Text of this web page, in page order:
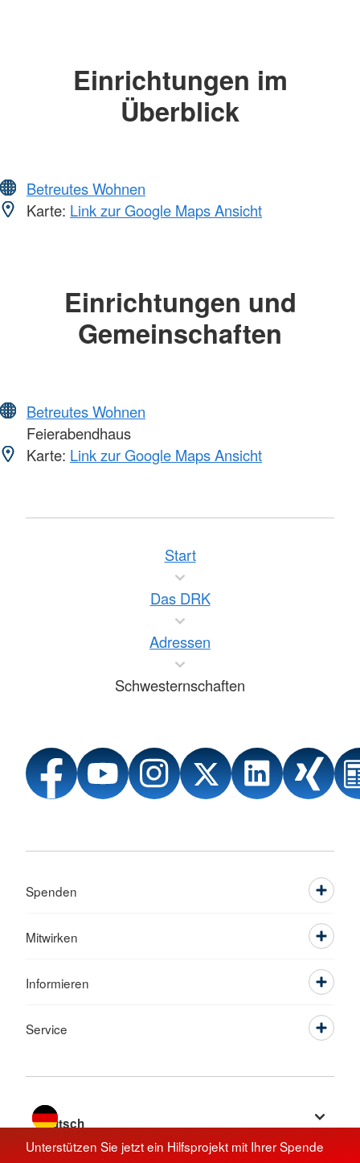
Einrichtungen im
Überblick
Betreutes Wohnen
Karte: Link zur Google Maps Ansicht
Einrichtungen und
Gemeinschaften
Betreutes Wohnen
Feierabendhaus
Karte: Link zur Google Maps Ansicht
Unterstützen Sie jetzt ein Hilfsprojekt mit Ihrer Spende
Start
Das DRK
Adressen
Schwesternschaften
Spenden
Mitwirken
Informieren
Service
Sprache wechseln zu